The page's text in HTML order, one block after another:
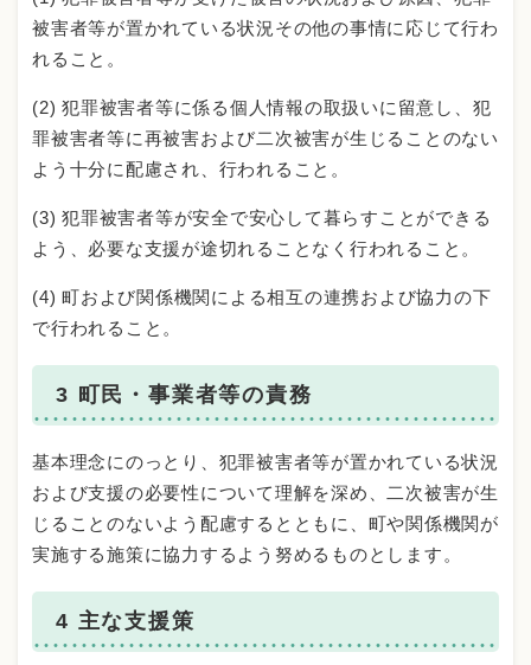
被害者等が置かれている状況その他の事情に応じて行わ
れること。
(2) 犯罪被害者等に係る個人情報の取扱いに留意し、犯
罪被害者等に再被害および二次被害が生じることのない
よう十分に配慮され、行われること。
(3) 犯罪被害者等が安全で安心して暮らすことができる
よう、必要な支援が途切れることなく行われること。
(4) 町および関係機関による相互の連携および協力の下
で行われること。
3 町民・事業者等の責務
基本理念にのっとり、犯罪被害者等が置かれている状況
および支援の必要性について理解を深め、二次被害が生
じることのないよう配慮するとともに、町や関係機関が
実施する施策に協力するよう努めるものとします。
4 主な支援策